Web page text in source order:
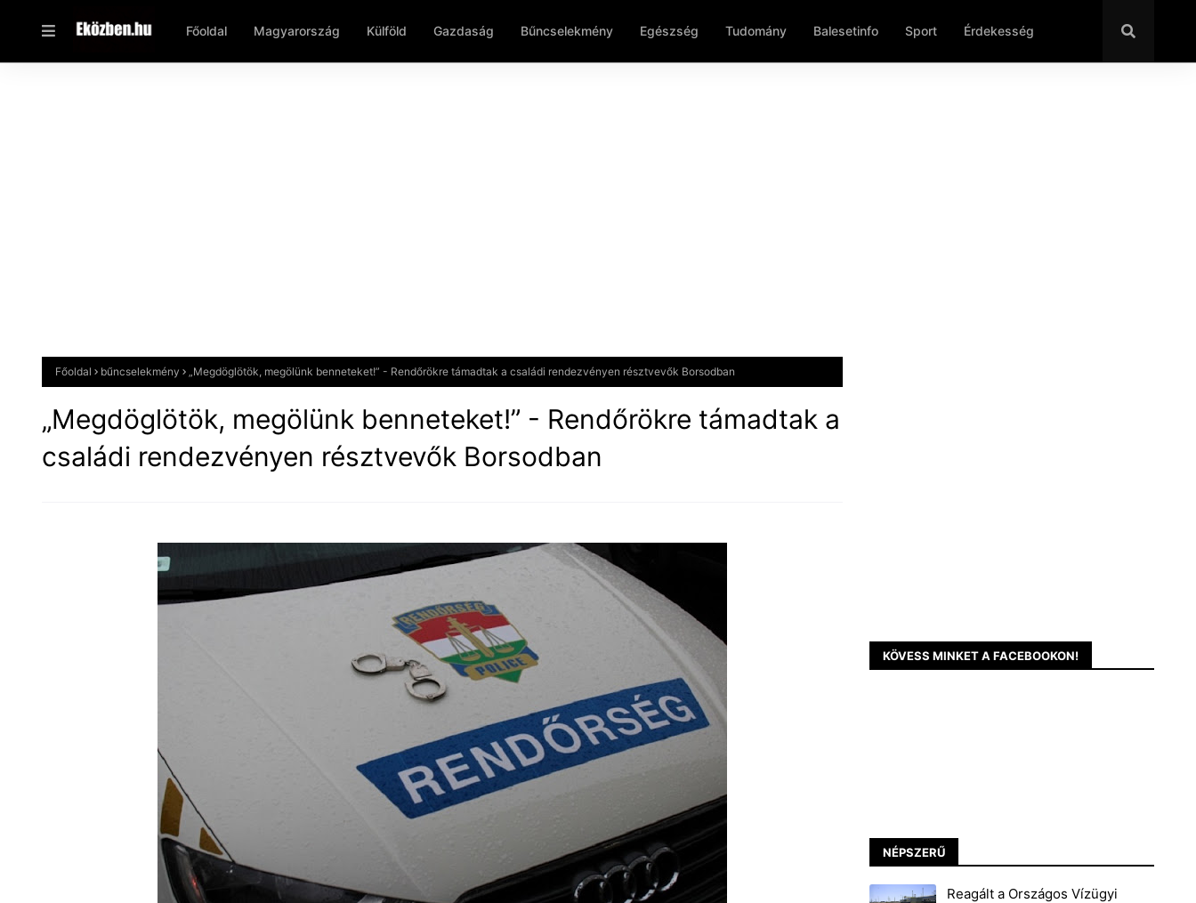
Főoldal Magyarország Külföld Gazdaság Bűncselekmény Egészség Tudomány Balesetinfo Sport Érdekesség
Főoldal bűncselekmény „Megdöglötök, megölünk benneteket!” - Rendőrökre támadtak a családi rendezvényen résztvevők Borsodban
„Megdöglötök, megölünk benneteket!” - Rendőrökre támadtak a
családi rendezvényen résztvevők Borsodban
KÖVESS MINKET A FACEBOOKON!
NÉPSZERŰ
Reagált a Országos Vízügyi